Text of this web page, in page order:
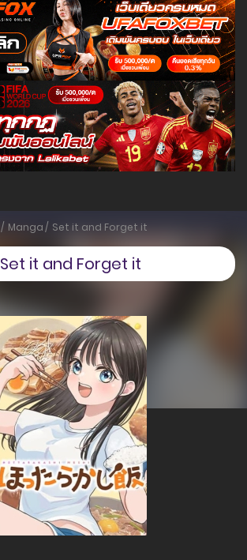
Manga Set it and Forget it
Set it and Forget it